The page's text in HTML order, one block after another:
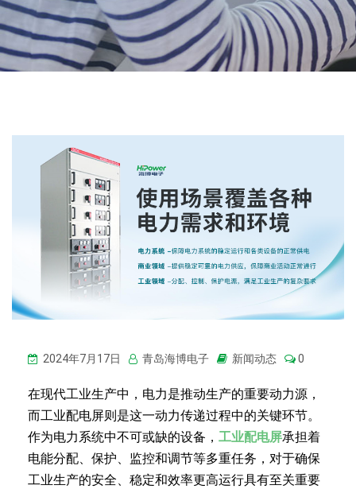
2024年7月17日 青岛海博电子 新闻动态 0
在现代工业生产中，电力是推动生产的重要动力源，
而工业配电屏则是这一动力传递过程中的关键环节。
作为电力系统中不可或缺的设备， 工业配电屏承担着
电能分配、保护、监控和调节等多重任务，对于确保
工业生产的安全、稳定和效率更高运行具有至关重要